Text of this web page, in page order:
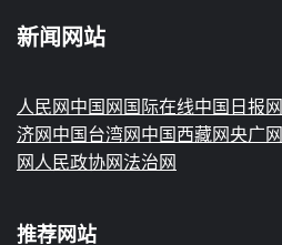
新闻网站
人民网中国网 国际在线中国日报网
济网中国台湾网中国西藏网央广网
网 人民政协网法治网
推荐网站